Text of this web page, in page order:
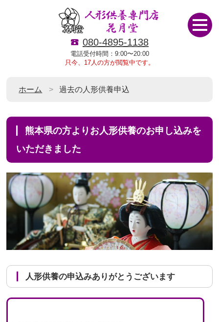
080-4895-1138
電話受付時間：9:00〜20:00
只今、17人の方が閲覧中です。
ホーム 過去の人形供養申込
熊本県の方よりお人形供養のお申し込みを
いただきました
人形供養の申込みありがとうございます